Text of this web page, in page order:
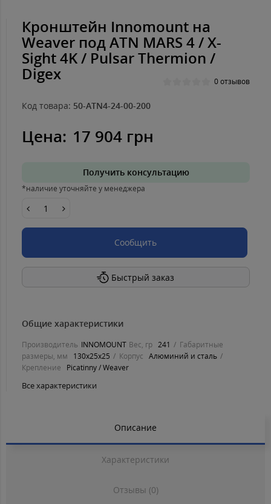
Кронштейн Innomount на
Weaver под ATN MARS 4 / X-
Sight 4K / Pulsar Thermion /
Digex 0 отзывов
Код товара: 50-ATN4-24-00-200
Цена: 17 904 грн
Получить консультацию
*наличие уточняйте у менеджера
Сообщить
Быстрый заказ
Общие характеристики
Производитель INNOMOUNT Вес, гр 241
Габаритные
размеры, мм
130х25х25 Корпус Алюминий и сталь
Крепление
Рісаtіnnу / Weaver
Все характеристики
Описание
Характеристики
Отзывы (0)